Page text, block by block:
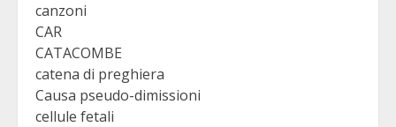
canzoni
CAR
CATACOMBE
catena di preghiera
Causa pseudo-dimissioni
cellule fetali